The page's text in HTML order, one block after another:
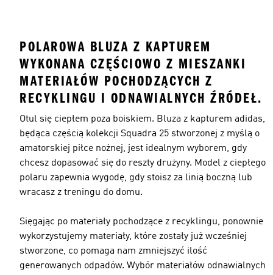
POLAROWA BLUZA Z KAPTUREM
WYKONANA CZĘŚCIOWO Z MIESZANKI
MATERIAŁÓW POCHODZĄCYCH Z
RECYKLINGU I ODNAWIALNYCH ŹRÓDEŁ.
Otul się ciepłem poza boiskiem. Bluza z kapturem adidas,
będąca częścią kolekcji Squadra 25 stworzonej z myślą o
amatorskiej piłce nożnej, jest idealnym wyborem, gdy
chcesz dopasować się do reszty drużyny. Model z ciepłego
polaru zapewnia wygodę, gdy stoisz za linią boczną lub
wracasz z treningu do domu.
Sięgając po materiały pochodzące z recyklingu, ponownie
wykorzystujemy materiały, które zostały już wcześniej
stworzone, co pomaga nam zmniejszyć ilość
generowanych odpadów. Wybór materiałów odnawialnych